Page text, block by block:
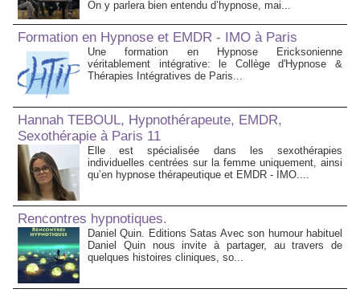
On y parlera bien entendu d’hypnose, mai...
Formation en Hypnose et EMDR - IMO à Paris
Une formation en Hypnose Ericksonienne
véritablement intégrative: le Collège d'Hypnose &
Thérapies Intégratives de Paris...
Hannah TEBOUL, Hypnothérapeute, EMDR,
Sexothérapie à Paris 11
Elle est spécialisée dans les sexothérapies
individuelles centrées sur la femme uniquement, ainsi
qu’en hypnose thérapeutique et EMDR - IMO....
Rencontres hypnotiques.
Daniel Quin. Editions Satas Avec son humour habituel
Daniel Quin nous invite à partager, au travers de
quelques histoires cliniques, so...